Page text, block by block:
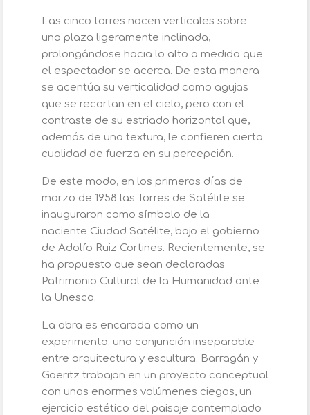
Las cinco torres nacen verticales sobre
una plaza ligeramente inclinada,
prolongándose hacia lo alto a medida que
el espectador se acerca. De esta manera
se acentúa su verticalidad como agujas
que se recortan en el cielo, pero con el
contraste de su estriado horizontal que,
además de una textura, le confieren cierta
cualidad de fuerza en su percepción.
De este modo, en los primeros días de
marzo de 1958 las Torres de Satélite se
inauguraron como símbolo de la
naciente Ciudad Satélite, bajo el gobierno
de Adolfo Ruiz Cortines. Recientemente, se
ha propuesto que sean declaradas
Patrimonio Cultural de la Humanidad ante
la Unesco.
La obra es encarada como un
experimento: una conjunción inseparable
entre arquitectura y escultura. Barragán y
Goeritz trabajan en un proyecto conceptual
con unos enormes volúmenes ciegos, un
ejercicio estético del paisaje contemplado